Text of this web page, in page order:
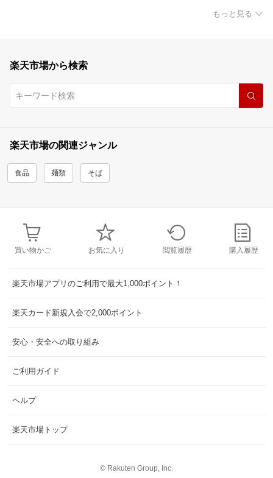
もっと見る
楽天市場から検索
楽天市場の関連ジャンル
食品 麺類 そば
買い物かご お気に入り 閲覧履歴 購入履歴
楽天市場アプリのご利用で最大1,000ポイント！
楽天カード新規入会で2,000ポイント
安心・安全への取り組み
ご利用ガイド
ヘルプ
楽天市場トップ
© Rakuten Group, Inc.